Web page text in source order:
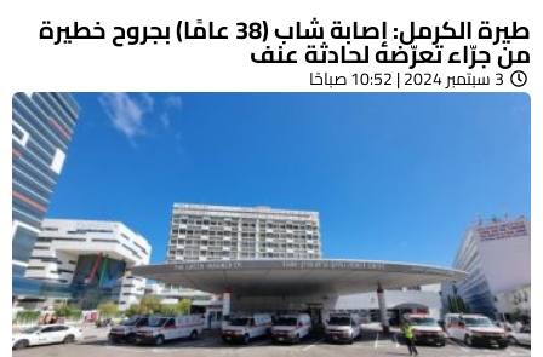
طيرة الكرمل: إصابة شاب (38 عامًا) بجروح خطيرة
من جرّاء تعرّضه لحادثة عنف
3 سبتمبر 2024 | 10:52 صباحًا